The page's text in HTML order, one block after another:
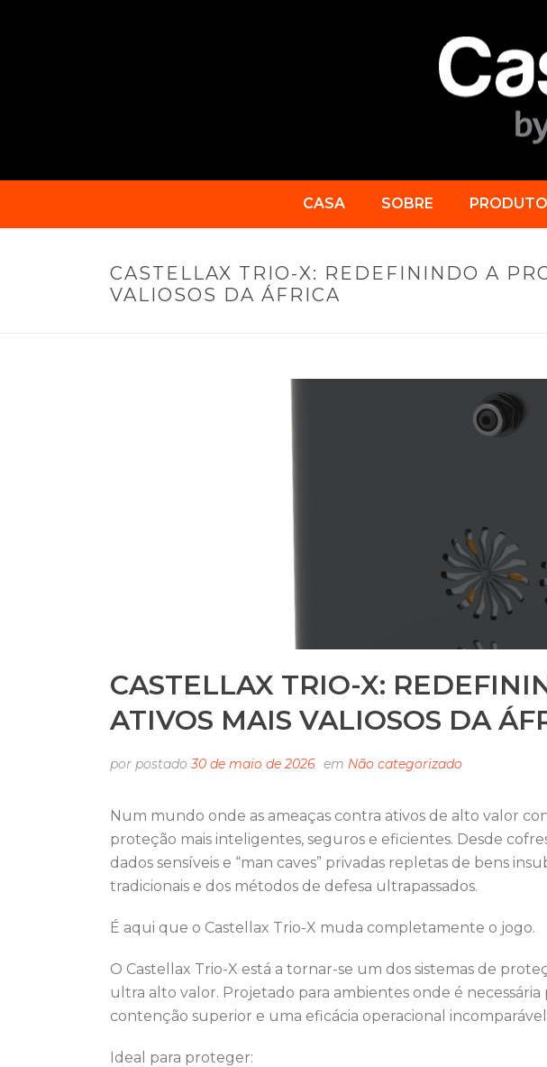
CASA SOBRE
CASTELLAX TRIO-X: REDEFININDO A
VALIOSOS DA ÁFRICA
CASTELLAX TRIO-X:
ATIVOS MAIS VALIOSOS DA
por postado30 de maio de 2026 em Não categorizado
Num mundo onde as ameaças contra ativos de alto valor
proteção mais inteligentes, seguros e eficientes. Desde
dados sensíveis e “man caves” privadas repletas de bens
tradicionais e dos métodos de defesa ultrapassados.
É aqui que o Castellax Trio-X muda completamente o jogo.
O Castellax Trio-X está a tornar-se um dos sistemas de
ultra alto valor. Projetado para ambientes onde é
contenção superior e uma eficácia operacional
Ideal para proteger: